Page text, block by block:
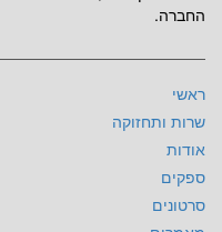
החברה.
ראשי
שרות ותחזוקה
אודות
ספקים
סרטונים